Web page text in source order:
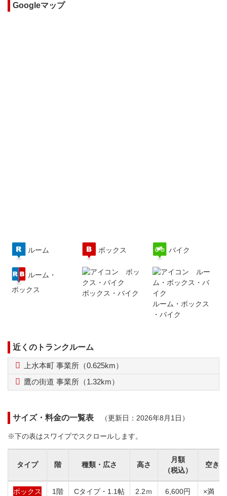
Googleマップ
ルーム ボックス バイク
ルーム ・
ボックス
ボックス ・ バイク
ルーム ・ ボックス
・バイク
近くのトランクルーム
上水本町 事業所（0.625km）
鷹の街道 事業所（1.32km）
サイズ・料金の一覧表 （更新日：2026年8月1日）
※下の表はスワイプでスクロールします。
タイプ 階 種類・広さ 高さ
月額
（税込）
空き
ボックス 1階 Cタイプ・1.1帖 2.2ｍ 6,600円 ×満